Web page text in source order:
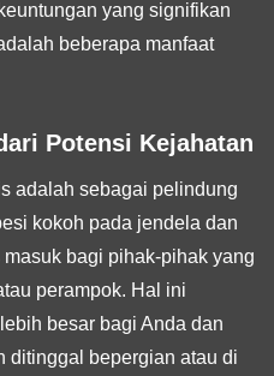
yang signifikan
beberapa manfaat
Potensi Kejahatan
adalah sebagai pelindung
kokoh pada jendela dan
bagi pihak-pihak yang
perampok. Hal ini
besar bagi Anda dan
ditinggal bepergian atau di